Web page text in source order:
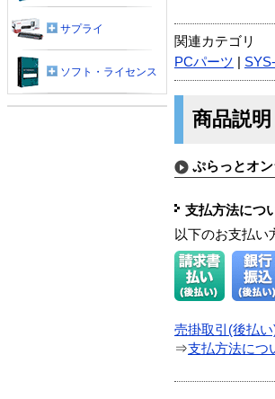
関連カテゴリ
PCパーツ
商品説明
ぷらっとオ
支払方法につ
以下のお支払い
売掛取引(後払い
⇒支払方法につ
サプライ
ソフト・ライセンス